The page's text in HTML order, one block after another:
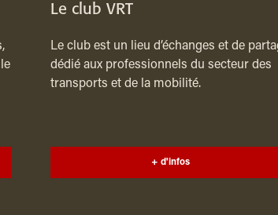
Le club VRT
Le club est un lieu d’échanges et de
dédié aux professionnels du secteur des
transports et de la mobilité.
+ d'infos